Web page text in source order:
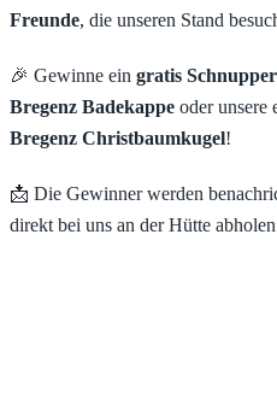
Freunde, die unseren Stand
🎉 Gewinne ein gratis
Bregenz Badekappe oder unsere
Bregenz Christbaumkugel!
📩 Die Gewinner werden
direkt bei uns an der Hütte